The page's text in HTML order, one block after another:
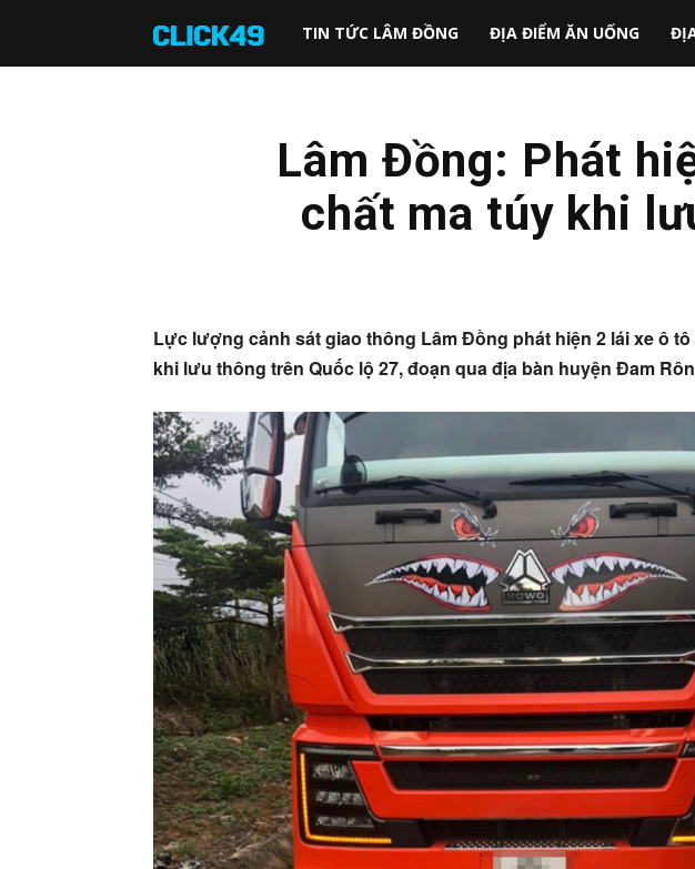
Click49
TIN TỨC LÂM ĐỒNG ĐỊA ĐIỂM ĂN UỐNG
Lâm Đồng: Phát
chất ma túy khi
Lực lượng cảnh sát giao thông Lâm Đồng phát hiện 2 lái xe ô
khi lưu thông trên Quốc lộ 27, đoạn qua địa bàn huyện Đam